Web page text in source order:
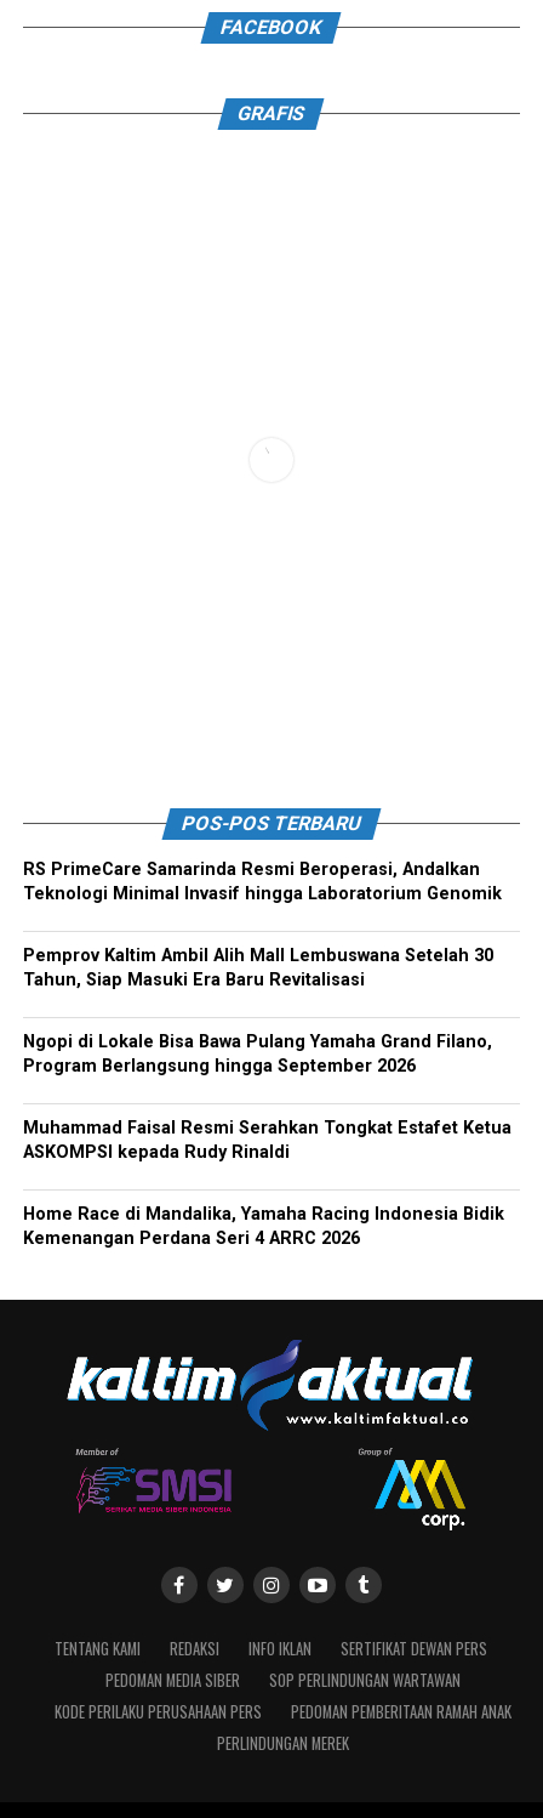
FACEBOOK
GRAFIS
POS-POS TERBARU
RS PrimeCare Samarinda Resmi Beroperasi, Andalkan
Teknologi Minimal Invasif hingga Laboratorium Genomik
Pemprov Kaltim Ambil Alih Mall Lembuswana Setelah 30
Tahun, Siap Masuki Era Baru Revitalisasi
Ngopi di Lokale Bisa Bawa Pulang Yamaha Grand Filano,
Program Berlangsung hingga September 2026
Muhammad Faisal Resmi Serahkan Tongkat Estafet Ketua
ASKOMPSI kepada Rudy Rinaldi
Home Race di Mandalika, Yamaha Racing Indonesia Bidik
Kemenangan Perdana Seri 4 ARRC 2026
TENTANG KAMI REDAKSI INFO IKLAN
SERTIFIKAT DEWAN PERS
PEDOMAN MEDIA SIBER
SOP PERLINDUNGAN WARTAWAN
KODE PERILAKU PERUSAHAAN PERS
PEDOMAN PEMBERITAAN RAMAH ANAK
PERLINDUNGAN MEREK